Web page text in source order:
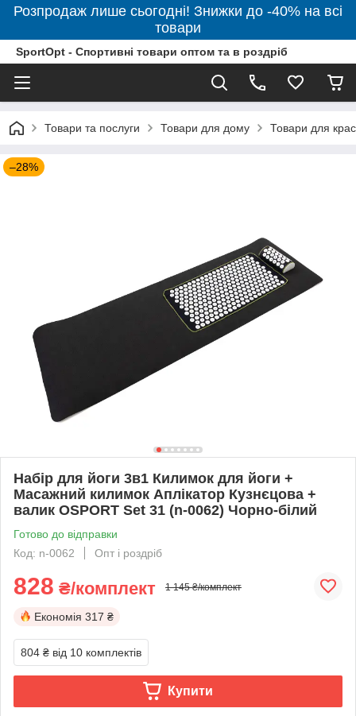
Розпродаж лише сьогодні! Знижки до -40% на всі
товари
SportOpt - Спортивні товари оптом та в роздріб
Товари та послуги Товари для дому Товари для
–28%
Набір для йоги 3в1 Килимок для йоги +
Масажний килимок Аплікатор Кузнєцова +
валик OSPORT Set 31 (n-0062) Чорно-білий
Готово до відправки
Код: n-0062
Опт і роздріб
828 ₴/комплект 1 145 ₴/комплект
Економія 317 ₴
804 ₴ від 10 комплектів
Купити